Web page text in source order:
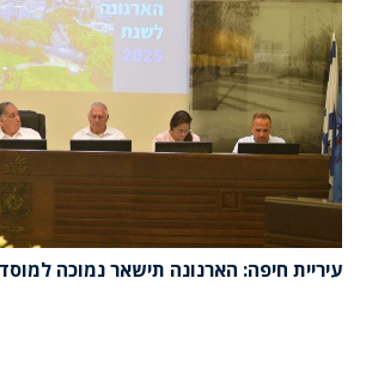
עיריית חיפה: הארנונה תישאר נמוכה